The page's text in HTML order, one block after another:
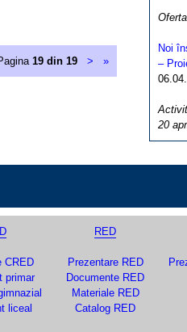
Noi
–
20
19 din 19 > »
CRED
primar
liceal
RED
Prezentare RED
Documente RED
Materiale RED
Catalog RED